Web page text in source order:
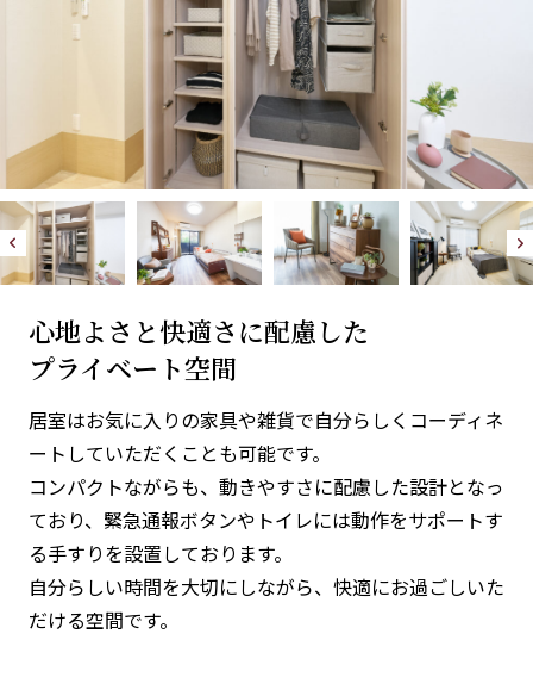
心地よさと快適さに配慮した
プライベート空間
居室はお気に入りの家具や雑貨で自分らしくコーディネ
ートしていただくことも可能です。
コンパクトながらも、動きやすさに配慮した設計となっ
ており、緊急通報ボタンやトイレには動作をサポートす
る手すりを設置しております。
自分らしい時間を大切にしながら、快適にお過ごしいた
だける空間です。